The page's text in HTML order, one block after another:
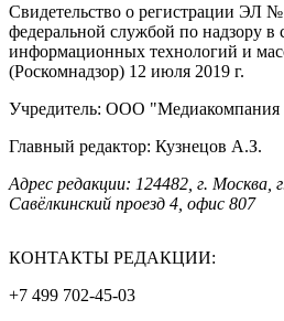
Свидетельство о регистрации ЭЛ
федеральной службой по надзору в
информационных технологий и
(Роскомнадзор) 12 июля 2019 г.
Учредитель: ООО "Медиакомпания
Главный редактор: Кузнецов А.З.
Адрес редакции: 124482, г. Москва,
Савёлкинский проезд 4, офис 807
КОНТАКТЫ РЕДАКЦИИ:
+7 499 702-45-03